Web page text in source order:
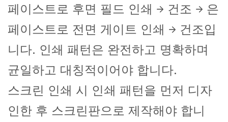
페이스트로 후면 필드 인쇄 → 건조 → 은
페이스트로 전면 게이트 인쇄 → 건조입
니다. 인쇄 패턴은 완전하고 명확하며
균일하고 대칭적이어야 합니다.
스크린 인쇄 시 인쇄 패턴을 먼저 디자
인한 후 스크린판으로 제작해야 합니